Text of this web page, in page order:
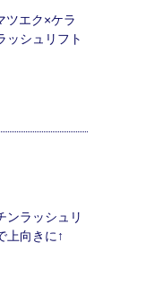
ツエク×ケラ
ッシュリフト
ンラッシュリ
上向きに↑